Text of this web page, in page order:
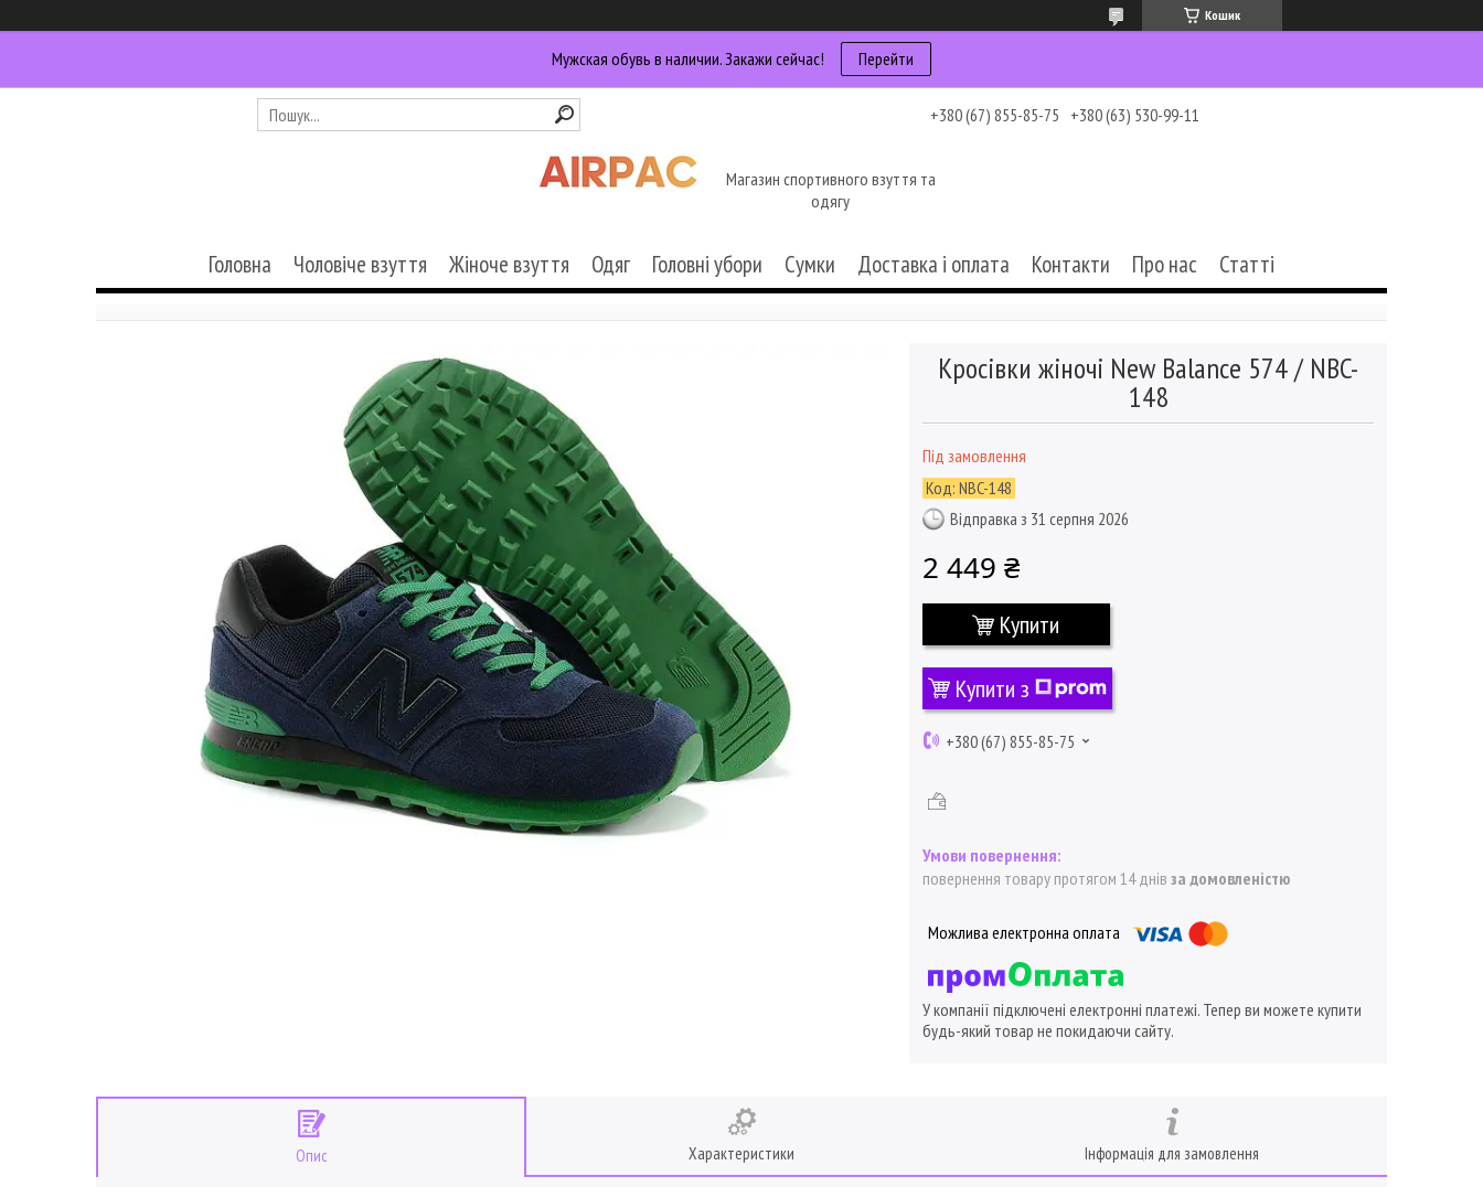
Кошик
Мужская обувь в наличии. Закажи сейчас! Перейти
+380 (67) 855-85-75 +380 (63) 530-99-11
Магазин спортивного взуття та
одягу
Головна Чоловіче взуття Жіноче взуття Одяг Головні убори Сумки Доставка і оплата Контакти Про нас Статті
Кросівки жіночі New Balance 574 / NBC-
148
Під замовлення
Код: NBC-148
Відправка з 31 серпня 2026
2 449 ₴
Купити
Купити з
+380 (67) 855-85-75
повернення товару протягом 14 днів за домовленістю
У компанії підключені електронні платежі. Тепер ви можете купити
будь-який товар не покидаючи сайту.
Опис Характеристики Інформація для замовлення